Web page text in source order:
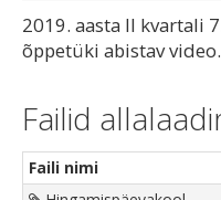
2019. aasta II kvartali
õppetüki abistav video.
Failid
Faili nimi